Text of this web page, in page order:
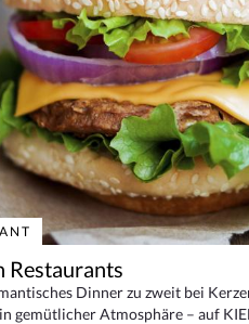
Restaurants
Dinner zu zweit bei
gemütlicher Atmosphäre – auf